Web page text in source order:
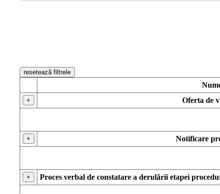
resetează filtrele
+ Oferta de
+ Notificare
+ Proces verbal de constatare a derulării etapei